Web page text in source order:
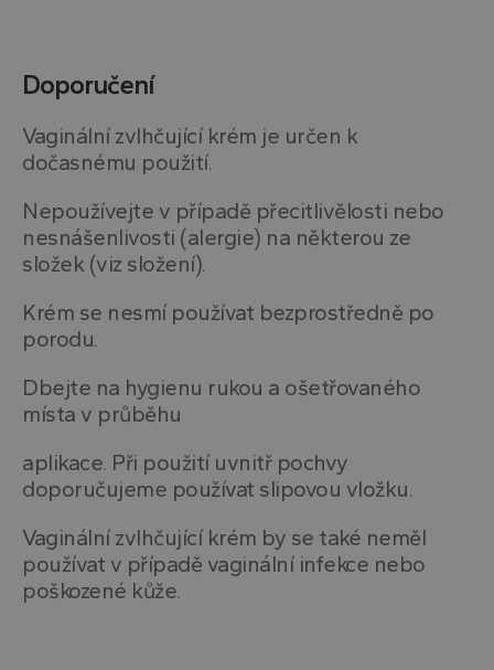
Doporučení
Vaginální zvlhčující krém je určen k
dočasnému použití.
Nepoužívejte v případě přecitlivělosti nebo
nesnášenlivosti (alergie) na některou ze
složek (viz složení).
Krém se nesmí používat bezprostředně po
porodu.
Dbejte na hygienu rukou a ošetřovaného
místa v průběhu
aplikace. Při použití uvnitř pochvy
doporučujeme používat slipovou vložku.
Vaginální zvlhčující krém by se také neměl
používat v případě vaginální infekce nebo
poškozené kůže.